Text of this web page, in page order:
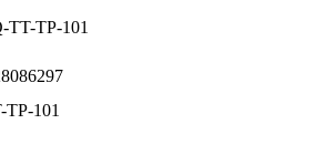
TT-TP-101
101